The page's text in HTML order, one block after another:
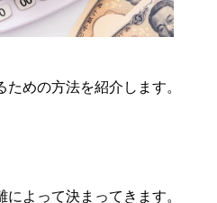
めの方法を紹介します。
よって決まってきます。